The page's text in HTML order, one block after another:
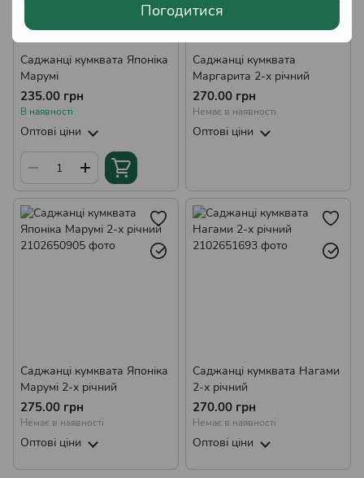
Погодитися
Саджанці кумквата Японіка
Марумі
235.00 грн
В наявності
Оптові ціни
Саджанці кумквата
Маргарита 2-х річний
270.00 грн
Немає в наявності
Оптові ціни
Саджанці кумквата Японіка
Марумі 2-х річний
275.00 грн
Немає в наявності
Оптові ціни
Саджанці кумквата Нагами
2-х річний
270.00 грн
Немає в наявності
Оптові ціни